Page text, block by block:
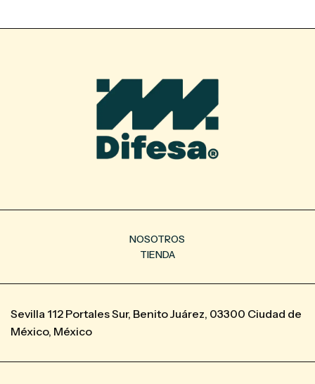
NOSOTROS
TIENDA
Sevilla 112 Portales Sur, Benito Juárez, 03300 Ciudad de
México, México